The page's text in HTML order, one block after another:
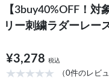
【3buy40%OFF！
リー刺繍ラダーレー
¥3,278 税込
（0件のレビュ